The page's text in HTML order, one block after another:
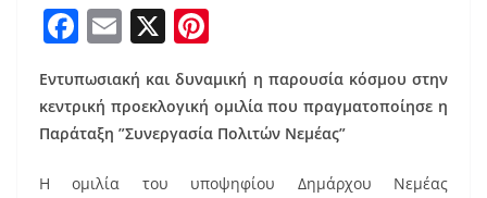
F
c
e
b
E
m
ai
l
X
nt
er
e
st
Εντυπωσιακή και δυναμική η παρουσία κόσμου στην
κεντρική προεκλογική ομιλία που πραγματοποίησε η
Παράταξη ”Συνεργασία Πολιτών Νεμέας”
Η ομιλία του υποψηφίου Δημάρχου Νεμέας